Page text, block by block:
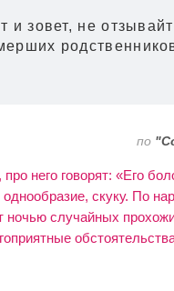
и зовет, не
по
него говорят: «Его
скуку. По
ночью случайных